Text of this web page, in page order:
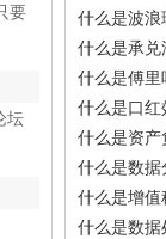
要
坛
什么是波浪
什么是承兑
什么是傅里
什么是口红
什么是资产
什么是数据
什么是增值
什么是数据